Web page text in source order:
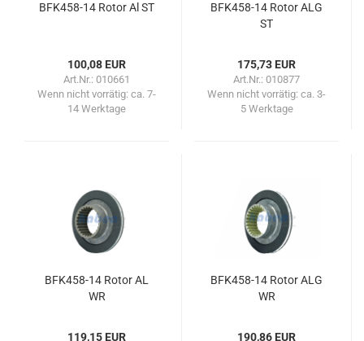
BFK458-​​14 Rotor Al ST
100,08 EUR
Art.Nr.: 010661
Wenn nicht vorrätig: ca. 7-
14 Werktage
BFK458-​​14 Rotor ALG
ST
175,73 EUR
Art.Nr.: 010877
Wenn nicht vorrätig: ca. 3-
5 Werktage
BFK458-​​14 Rotor AL
WR
119,15 EUR
BFK458-​​14 Rotor ALG
WR
190,86 EUR